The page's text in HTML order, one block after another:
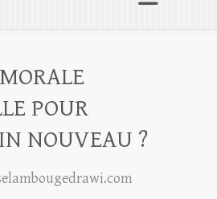
POUR
NOUVEAU ?